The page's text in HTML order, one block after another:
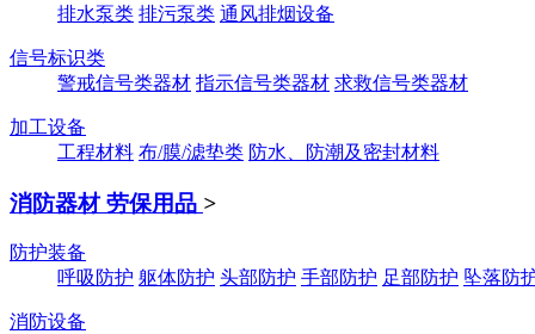
排水泵类 排污泵类 通风排烟设备
信号标识类
警戒信号类器材 指示信号类器材 求救信号类器材
加工设备
工程材料 布/膜/滤垫类 防水、防潮及密封材料
消防器材 劳保用品 >
防护装备
呼吸防护 躯体防护 头部防护 手部防护 足部防护 坠落防
消防设备